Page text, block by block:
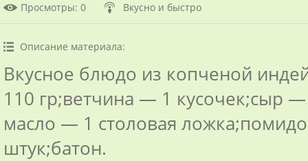
Просмотры: 0 Вкусно и быстро
Описание материала:
Вкусное блюдо из копченой
110 гр;ветчина — 1 кусочек;сыр
масло — 1 столовая
штук;батон.